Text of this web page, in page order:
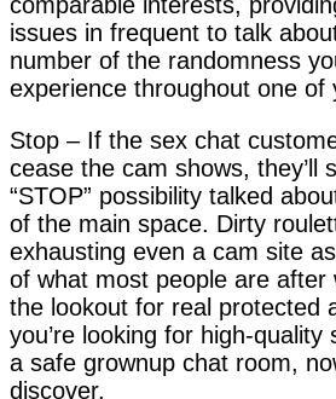
issues in frequent to talk
number of the randomness
experience throughout one of
Stop – If the sex chat
cease the cam shows, they’ll
“STOP” possibility talked
of the main space. Dirty
exhausting even a cam site
of what most people are after
the lookout for real protected
you’re looking for high-quality
a safe grownup chat room,
discover.